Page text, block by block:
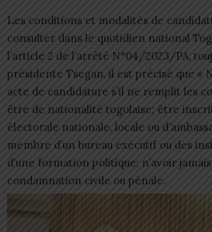
Les conditions et modalités de
consulter dans le quotidien national
l’article 2 de l’arrêté N°04/2023/PA,
présidente Tsegan, il est précisé que «
acte de candidature s’il ne remplit les
être de nationalité togolaise; être
électorale nationale, locale ou
membre d’un bureau exécutif ou des
d’une formation politique; n’avoir
condamnation civile ou pénale.